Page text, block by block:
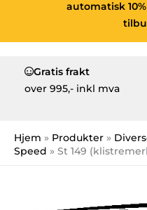
automatisk
Gratis frakt
over 995,- inkl mva
Hjem Produkter
Speed
St 149